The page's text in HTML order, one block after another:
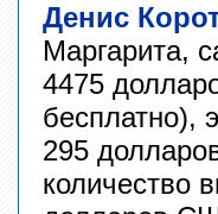
Денис
Маргарита,
4475
бесплатно),
295
количество